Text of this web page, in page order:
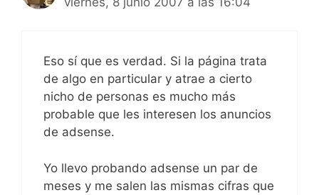
Eso sí que es verdad. Si la página trata
de algo en particular y atrae a cierto
nicho de personas es mucho más
probable que les interesen los anuncios
de adsense.
Yo llevo probando adsense un par de
meses y me salen las mismas cifras que